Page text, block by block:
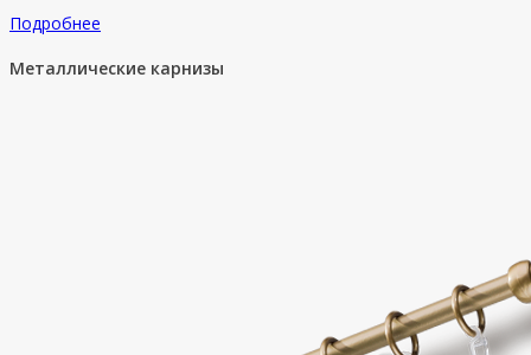
Подробнее
Металлические карнизы